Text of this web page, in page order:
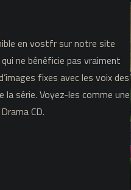
en vostfr sur notre site
ne bénéficie pas vraiment
fixes avec les voix des
série. Voyez-les comme une
CD.